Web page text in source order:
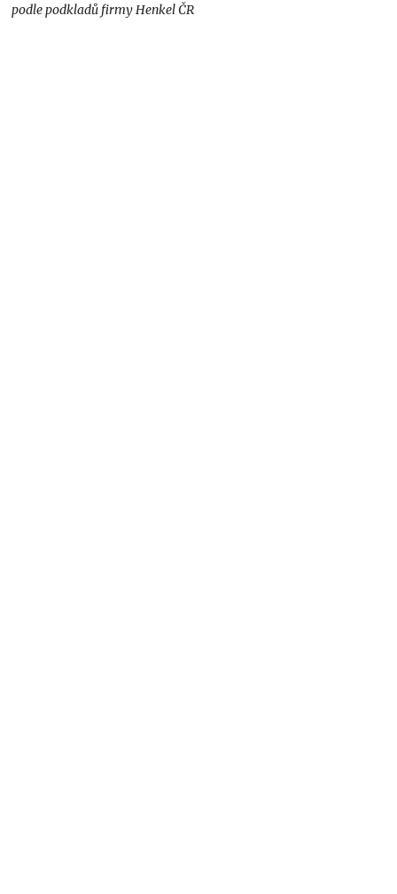
podle podkladů firmy Henkel ČR